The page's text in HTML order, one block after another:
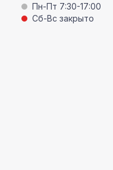
Пн-Пт 7:30-17:00
Сб-Вс закрыто